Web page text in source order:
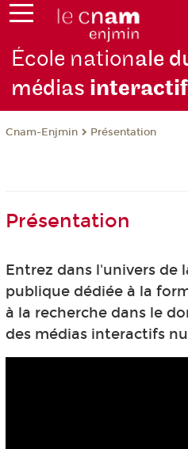
École nationale
médias
Cnam-Enjmin Présentation
Présentation
Entrez dans l'univers de
publique dédiée à la
à la recherche dans le
des médias interactifs